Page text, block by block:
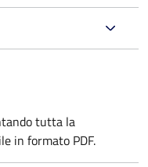
tutta la
in formato PDF.